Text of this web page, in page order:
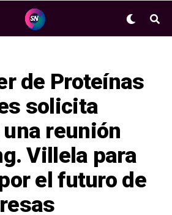
de Proteínas
solicita
reunión
Villela para
el futuro de